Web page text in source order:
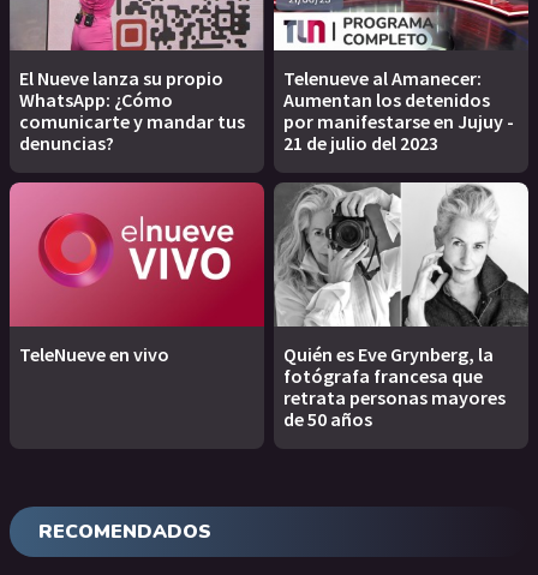
El Nueve lanza su propio
WhatsApp: ¿Cómo
comunicarte y mandar tus
denuncias?
Telenueve al Amanecer:
Aumentan los detenidos
por manifestarse en Jujuy -
21 de julio del 2023
TeleNueve en vivo
Quién es Eve Grynberg, la
fotógrafa francesa que
retrata personas mayores
de 50 años
RECOMENDADOS